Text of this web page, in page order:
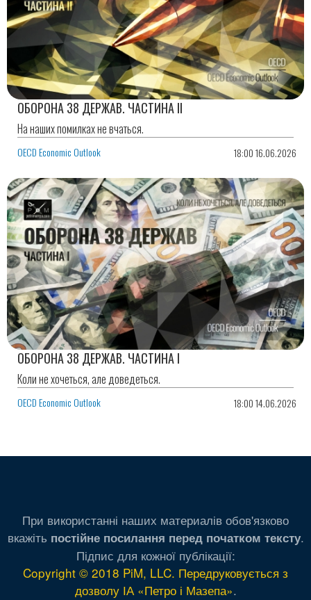
ОБОРОНА 38 ДЕРЖАВ. ЧАСТИНА ІІ
На наших помилках не вчаться.
OECD Economic Outlook 18:00 16.06.2026
ОБОРОНА 38 ДЕРЖАВ. ЧАСТИНА І
Коли не хочеться, але доведеться.
OECD Economic Outlook 18:00 14.06.2026
При використанні наших материалів обов'язково
вкажіть постійне посилання перед початком тексту.
Підпис для кожної публікації:
Copyright © 2018 PiM, LLC. Передруковується з
дозволу ІА «Петро і Мазепа».